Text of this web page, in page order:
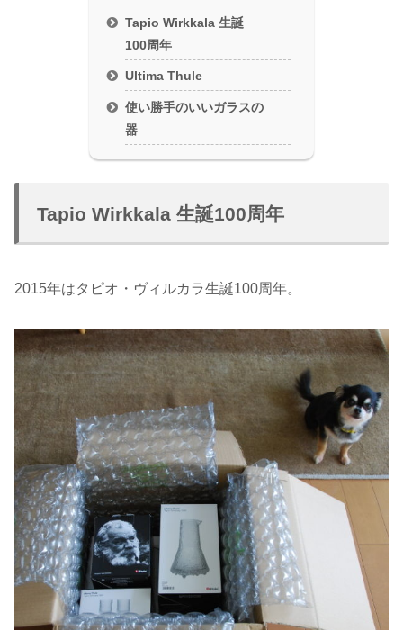
Tapio Wirkkala 生誕
100周年
Ultima Thule
使い勝手のいいガラスの
器
Tapio Wirkkala 生誕100周年
2015年はタピオ・ヴィルカラ生誕100周年。